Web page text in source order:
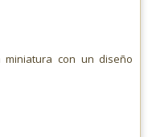
con un diseño